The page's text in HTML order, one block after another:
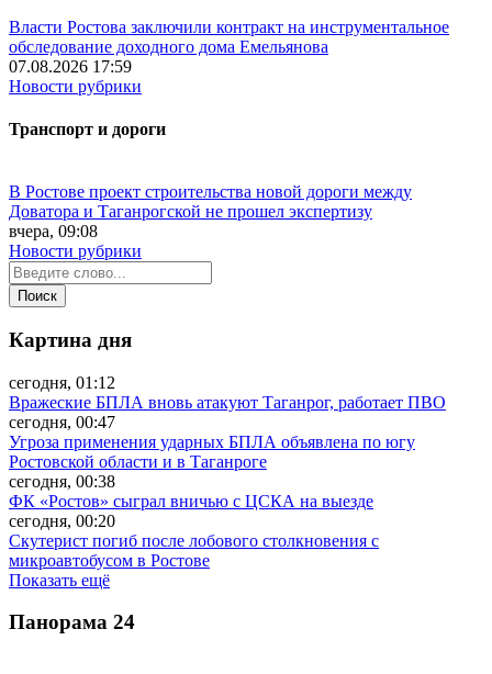
Власти Ростова заключили контракт на инструментальное
обследование доходного дома Емельянова
07.08.2026 17:59
Новости рубрики
Транспорт и дороги
В Ростове проект строительства новой дороги между
Доватора и Таганрогской не прошел экспертизу
вчера, 09:08
Новости рубрики
Картина дня
сегодня, 01:12
Вражеские БПЛА вновь атакуют Таганрог, работает ПВО
сегодня, 00:47
Угроза применения ударных БПЛА объявлена по югу
Ростовской области и в Таганроге
сегодня, 00:38
ФК «Ростов» сыграл вничью с ЦСКА на выезде
сегодня, 00:20
Скутерист погиб после лобового столкновения с
микроавтобусом в Ростове
Показать ещё
Панорама 24